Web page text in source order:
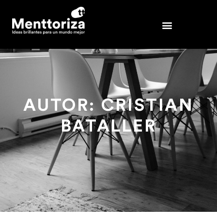
AUTOR:CRISTIAN
BATALLER